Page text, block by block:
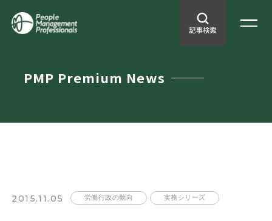
PMP Premium News
2015.11.05 労働行政の動向 実務シリーズ